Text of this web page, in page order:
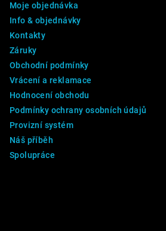
Moje objednávka
Info & objednávky
Kontakty
Záruky
Obchodní podmínky
Vrácení a reklamace
Hodnocení obchodu
Podmínky ochrany osobních údajů
Provizní systém
Náš příběh
Spolupráce